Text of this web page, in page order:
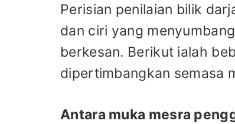
Perisian penilaian bilik
dan ciri yang
berkesan. Berikut ialah
dipertimbangkan semasa
Antara muka mesra